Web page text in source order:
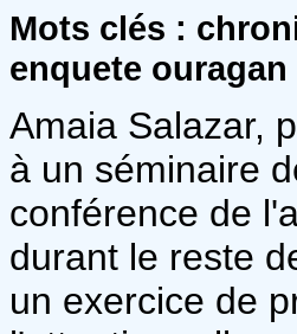
Mots clés :
enquete
Amaia Salazar,
à un séminaire
conférence de
durant le reste
un exercice de